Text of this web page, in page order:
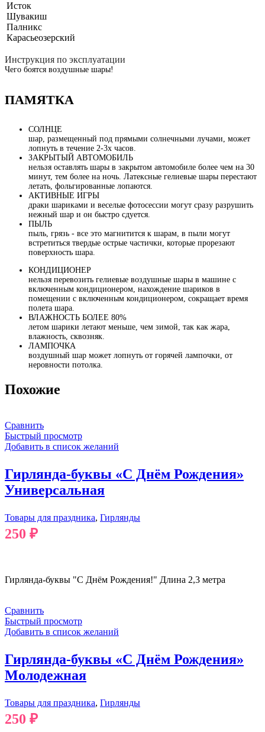
Исток
Шувакиш
Палникс
Карасьеозерский
Инструкция по эксплуатации
Чего боятся воздушные шары!
ПАМЯТКА
СОЛНЦЕ
шар, размещенный под прямыми солнечными лучами, может
лопнуть в течение 2-3х часов.
ЗАКРЫТЫЙ АВТОМОБИЛЬ
нельзя оставлять шары в закрытом автомобиле более чем на 30
минут, тем более на ночь. Латексные гелиевые шары перестают
летать, фольгированные лопаются.
АКТИВНЫЕ ИГРЫ
драки шариками и веселые фотосессии могут сразу разрушить
нежный шар и он быстро сдуется.
ПЫЛЬ
пыль, грязь - все это магнитится к шарам, в пыли могут
встретиться твердые острые частички, которые прорезают
поверхность шара.
КОНДИЦИОНЕР
нельзя перевозить гелиевые воздушные шары в машине с
включенным кондиционером, нахождение шариков в
помещении с включенным кондиционером, сокращает время
полета шара.
ВЛАЖНОСТЬ БОЛЕЕ 80%
летом шарики летают меньше, чем зимой, так как жара,
влажность, сквозняк.
ЛАМПОЧКА
воздушный шар может лопнуть от горячей лампочки, от
неровности потолка.
Похожие
Сравнить
Быстрый просмотр
Добавить в список желаний
Гирлянда-буквы «С Днём Рождения»
Универсальная
Товары для праздника, Гирлянды
250 ₽
Гирлянда-буквы "С Днём Рождения!" Длина 2,3 метра
Сравнить
Быстрый просмотр
Добавить в список желаний
Гирлянда-буквы «С Днём Рождения»
Молодежная
Товары для праздника, Гирлянды
250 ₽